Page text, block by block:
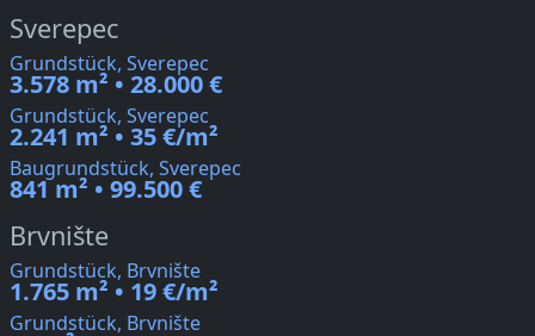
Sverepec
Grundstück, Sverepec
3.578 m² • 28.000 €
Grundstück, Sverepec
2.241 m² • 35 €/m²
Baugrundstück, Sverepec
841 m² • 99.500 €
Brvnište
Grundstück, Brvnište
1.765 m² • 19 €/m²
Grundstück, Brvnište